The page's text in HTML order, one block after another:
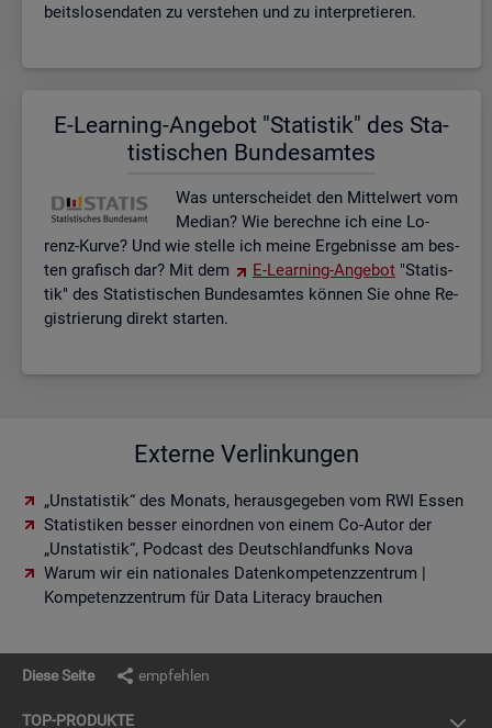
beits­lo­sen­da­ten zu ver­ste­hen und zu in­ter­pre­tie­ren.
E-Lear­ning-An­ge­bot "Sta­tis­tik" des Sta­
tis­ti­schen Bun­des­am­tes
Was un­ter­schei­det den Mit­tel­wert vom
Me­di­an? Wie be­rech­ne ich eine Lo­
renz-Kurve? Und wie stel­le ich meine Er­geb­nis­se am bes­
ten gra­fisch dar? Mit dem
E-Lear­ning-An­ge­bot "Sta­tis­
tik" des Sta­tis­ti­schen Bun­des­am­tes kön­nen Sie ohne Re­
gis­trie­rung di­rekt star­ten.
Externe Verlinkungen
„Unstatistik“ des Monats, herausgegeben vom RWI Essen
Statistiken besser einordnen von einem Co-Autor der
„Unstatistik“, Podcast des Deutschlandfunks Nova
Warum wir ein nationales Datenkompetenzzentrum |
Kompetenzzentrum für Data Literacy brauchen
Diese Seite empfehlen
TOP-PRO­DUK­TE